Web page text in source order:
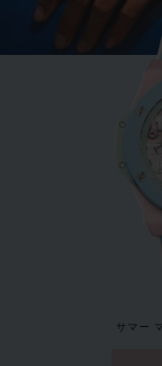
ビッグ
ミントグリー
EUR
サマー